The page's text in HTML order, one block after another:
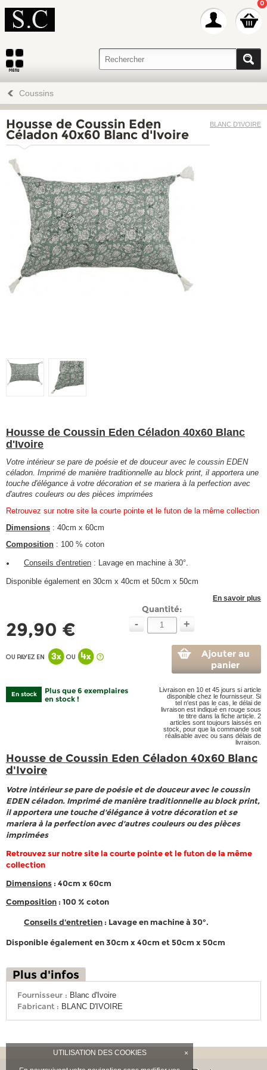
0
UTILISATION DES COOKIES ×
Coussins
BLANC D'IVOIRE
Housse de Coussin Eden
Céladon 40x60 Blanc d'Ivoire
Housse de Coussin Eden Céladon 40x60 Blanc
d'Ivoire
Votre intérieur se pare de poésie et de douceur avec le coussin EDEN
céladon. Imprimé de manière traditionnelle au block print, il apportera une
touche d'élégance à votre décoration et se mariera à la perfection avec
d'autres couleurs ou des pièces imprimées
Retrouvez sur notre site la courte pointe et le futon de la même collection
Dimensions : 40cm x 60cm
Composition : 100 % coton
Conseils d'entretien : Lavage en machine à 30°.
Disponible également en 30cm x 40cm et 50cm x 50cm
En savoir plus
29,90 €
Quantité:
- +
Ajouter au
panier
En stock
Plus que 6 exemplaires
en stock !
Livraison en 10 et 45 jours si article
disponible chez le fournisseur. Si
tel n'est pas le cas, le délai de
livraison est indiqué en rouge sous
te titre dans la fiche article. 2
articles sont toujours laissés en
stock, pour que la commande soit
réalisable avec ou sans délais de
livraison.
Housse de Coussin Eden Céladon 40x60 Blanc
d'Ivoire
Votre intérieur se pare de poésie et de douceur avec le coussin
EDEN céladon. Imprimé de manière traditionnelle au block print,
il apportera une touche d'élégance à votre décoration et se
mariera à la perfection avec d'autres couleurs ou des pièces
imprimées
Retrouvez sur notre site la courte pointe et le futon de la même
collection
Dimensions : 40cm x 60cm
Composition : 100 % coton
Conseils d'entretien : Lavage en machine à 30°.
Disponible également en 30cm x 40cm et 50cm x 50cm
Plus d'infos
Fournisseur : Blanc d'Ivoire
Fabricant : BLANC D'IVOIRE